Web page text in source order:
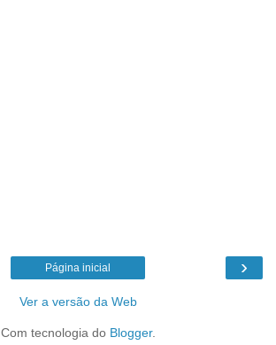
›
Página inicial
Ver a versão da Web
Com tecnologia do Blogger.